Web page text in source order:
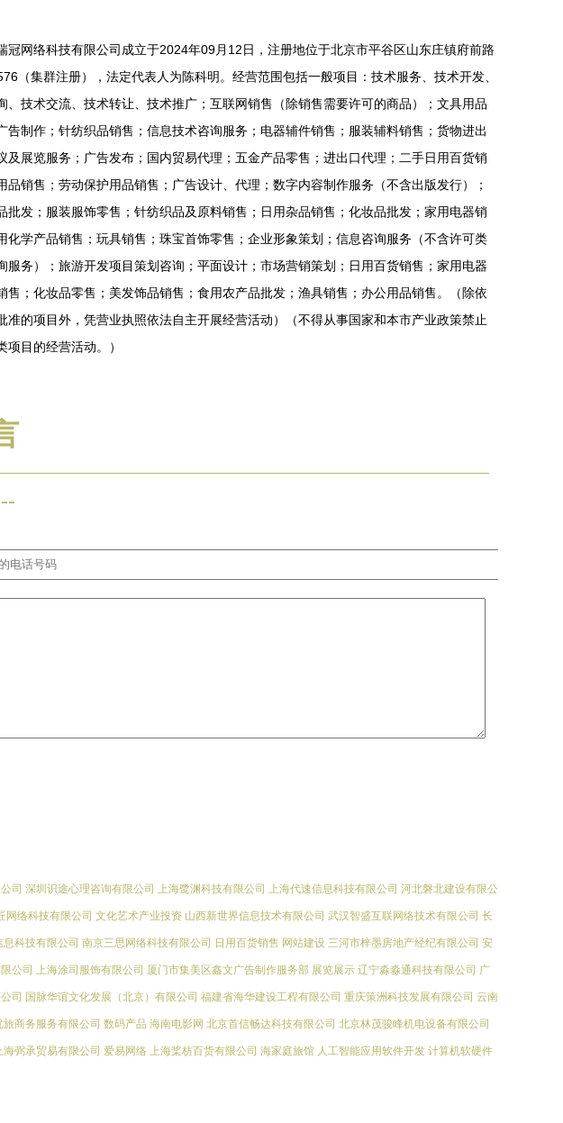
冠网络科技有限公司成立于2024年09月12日，注册地位于北京市平谷区山东庄镇府前路
（集群注册），法定代表人为陈科明。经营范围包括一般项目：技术服务、技术开发、
、技术交流、技术转让、技术推广；互联网销售（除销售需要许可的商品）；文具用品
告制作；针纺织品销售；信息技术咨询服务；电器辅件销售；服装辅料销售；货物进出
及展览服务；广告发布；国内贸易代理；五金产品零售；进出口代理；二手日用百货销
品销售；劳动保护用品销售；广告设计、代理；数字内容制作服务（不含出版发行）；
批发；服装服饰零售；针纺织品及原料销售；日用杂品销售；化妆品批发；家用电器销
化学产品销售；玩具销售；珠宝首饰零售；企业形象策划；信息咨询服务（不含许可类
服务）；旅游开发项目策划咨询；平面设计；市场营销策划；日用百货销售；家用电器
售；化妆品零售；美发饰品销售；食用农产品批发；渔具销售；办公用品销售。（除依
准的项目外，凭营业执照依法自主开展经营活动）（不得从事国家和本市产业政策禁止
项目的经营活动。）
司 深圳识途心理咨询有限公司 上海鹭渊科技有限公司 上海代速信息科技有限公司 河北磐北建设有限公
网络科技有限公司 文化艺术产业投资 山西新世界信息技术有限公司 武汉智盛互联网络技术有限公司 长
息科技有限公司 南京三思网络科技有限公司 日用百货销售 网站建设 三河市梓墨房地产经纪有限公司 安
公司 上海涂司服饰有限公司 厦门市集美区鑫文广告制作服务部 展览展示 辽宁淼淼通科技有限公司 广
司 国脉华谊文化发展（北京）有限公司 福建省海华建设工程有限公司 重庆策洲科技发展有限公司 云南
旅商务服务有限公司 数码产品 海南电影网 北京首信畅达科技有限公司 北京林茂骏峰机电设备有限公司
海弼承贸易有限公司 爱易网络 上海桨枋百货有限公司 海家庭旅馆 人工智能应用软件开发 计算机软硬件